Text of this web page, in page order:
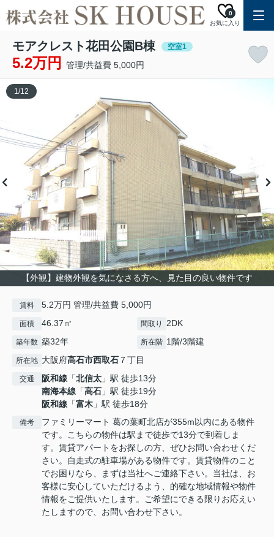
お気に入り
0
モアクレスト花田公園B棟 空室1
5.2万円 管理/共益費 5,000円
【外観】建物外観を気になさる方へ、見た目の良い物件です
1/12
賃料 5.2万円 管理/共益費 5,000円
面積 46.37㎡ 間取り 2DK
築年数 築32年 所在階 1階/3階建
所在地 大阪府高石市西取石 ７丁目
交通 阪和線 「北信太 」駅 徒歩13分
南海本線 「高石 」駅 徒歩19分
阪和線 「富木 」駅 徒歩18分
備考
ファミリーマート 葛の葉町北店が355m以内にある物件
です。こちらの物件は駅まで徒歩で13分で到着しま
す。賃貸アパートをお探しの方、ぜひお問い合わせくだ
さい。自走式の駐車場がある物件です。賃貸物件のこと
でお困りなら、まずは当社へご連絡下さい。当社は、お
客様に安心していただけるよう、的確な地域情報や物件
情報をご提供いたします。ご希望にできる限りお応えい
たしますので、お問い合わせ下さい。